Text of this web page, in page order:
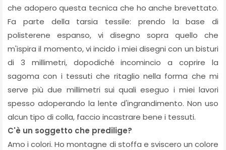
che adopero questa tecnica che ho anche brevettato.
Fa parte della tarsia tessile: prendo la base di
polisterene espanso, vi disegno sopra quello che
m'ispira il momento, vi incido i miei disegni con un bisturi
di 3 millimetri, dopodiché incomincio a coprire la
sagoma con i tessuti che ritaglio nella forma che mi
serve più due millimetri sui quali eseguo i miei lavori
spesso adoperando la lente d'ingrandimento. Non uso
alcun tipo di colla, faccio incastrare bene i tessuti.
C'è un soggetto che predilige?
Amo i colori. Ho montagne di stoffa e sviscero un colore